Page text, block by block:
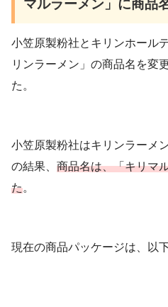
マルラーメン」に商品
小笠原製粉社とキリンホール
リンラーメン」の商品名を変
た。
小笠原製粉社はキリンラーメ
の結果、 商品名は、「キリマ
た。
現在の商品パッケージは、以